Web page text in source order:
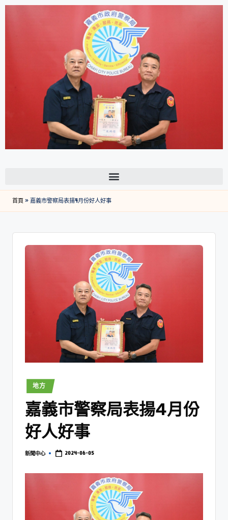
首頁»嘉義市警察局表揚4月份好人好事
地方
嘉義市警察局表揚4月份
好人好事
新聞中心 2024-06-05